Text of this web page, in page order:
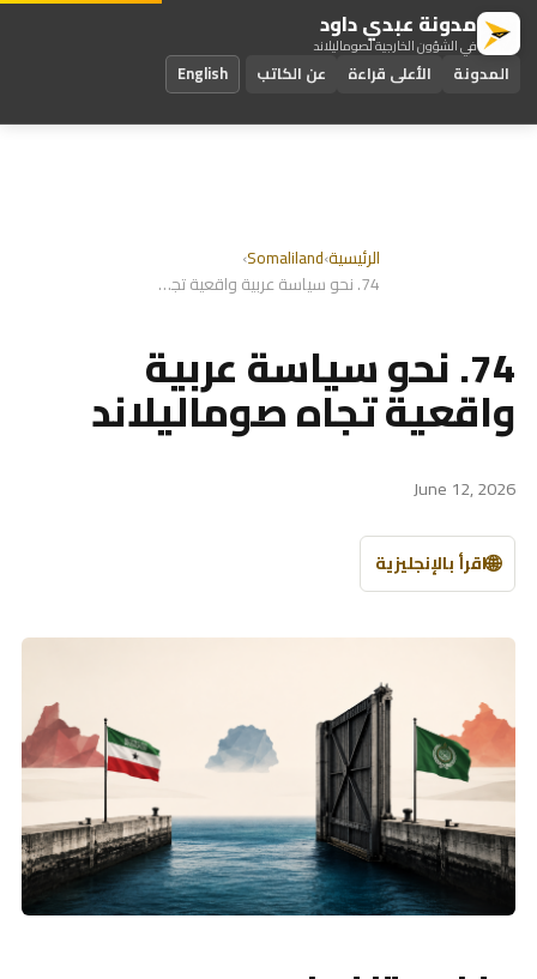
مدونة عبدي داود
في الشؤون الخارجية لصوماليلاند
المدونة الأعلى قراءة عن الكاتب English
الرئيسية›
Somaliland
›
74. نحو سياسة عربية واقعية تجاه صوماليلاند
74. نحو سياسة عربية
واقعية تجاه صوماليلاند
June 12, 2026
🌐اقرأ بالإنجليزية